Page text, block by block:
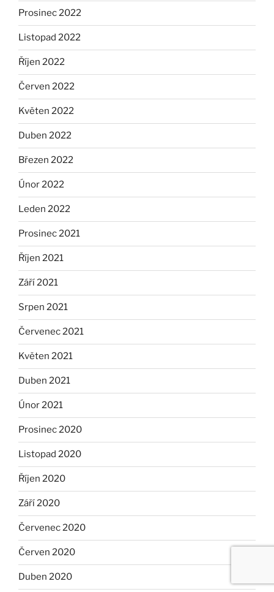
Prosinec 2022
Listopad 2022
Říjen 2022
Červen 2022
Květen 2022
Duben 2022
Březen 2022
Únor 2022
Leden 2022
Prosinec 2021
Říjen 2021
Září 2021
Srpen 2021
Červenec 2021
Květen 2021
Duben 2021
Únor 2021
Prosinec 2020
Listopad 2020
Říjen 2020
Září 2020
Červenec 2020
Červen 2020
Duben 2020